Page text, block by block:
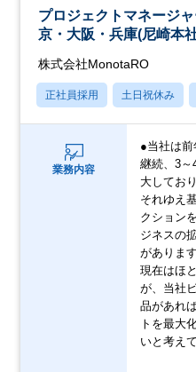
プロジェクトマネージ
京・大阪・兵庫(尼崎本
株式会社MonotaRO
正社員採用 土日祝休み
業務内容
●当社は
継続、3～
大してお
それゆえ
クション
ジネスの
があります
現在はほ
が、当社
品があれ
トを最大
いと考え